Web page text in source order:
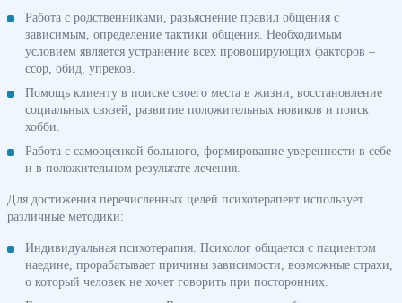
Работа с родственниками, разъяснение правил общения с
зависимым, определение тактики общения. Необходимым
условием является устранение всех провоцирующих факторов –
ссор, обид, упреков.
Помощь клиенту в поиске своего места в жизни, восстановление
социальных связей, развитие положительных новиков и поиск
хобби.
Работа с самооценкой больного, формирование уверенности в себе
и в положительном результате лечения.
Для достижения перечисленных целей психотерапевт использует
различные методики:
Индивидуальная психотерапия. Психолог общается с пациентом
наедине, прорабатывает причины зависимости, возможные страхи,
о который человек не хочет говорить при посторонних.